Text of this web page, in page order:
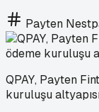
Payten
QPAY, Payten
kuruluşu